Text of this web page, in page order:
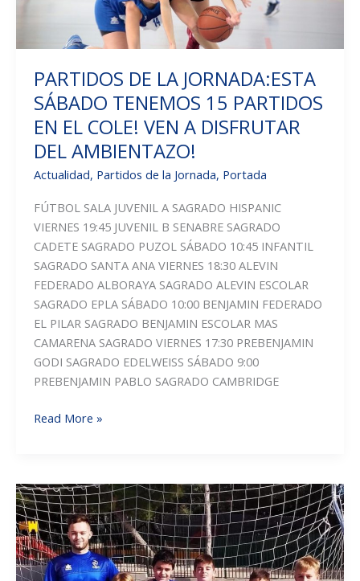
PARTIDOS DE LA JORNADA:ESTA
SÁBADO TENEMOS 15 PARTIDOS
EN EL COLE! VEN A DISFRUTAR
DEL AMBIENTAZO!
Actualidad, Partidos de la Jornada, Portada
FÚTBOL SALA JUVENIL A SAGRADO HISPANIC
VIERNES 19:45 JUVENIL B SENABRE SAGRADO
CADETE SAGRADO PUZOL SÁBADO 10:45 INFANTIL
SAGRADO SANTA ANA VIERNES 18:30 ALEVIN
FEDERADO ALBORAYA SAGRADO ALEVIN ESCOLAR
SAGRADO EPLA SÁBADO 10:00 BENJAMIN FEDERADO
EL PILAR SAGRADO BENJAMIN ESCOLAR MAS
CAMARENA SAGRADO VIERNES 17:30 PREBENJAMIN
GODI SAGRADO EDELWEISS SÁBADO 9:00
PREBENJAMIN PABLO SAGRADO CAMBRIDGE
PARTIDOS
SÁBADO
TENEMOS
15
PARTIDOS
EN
Read More »